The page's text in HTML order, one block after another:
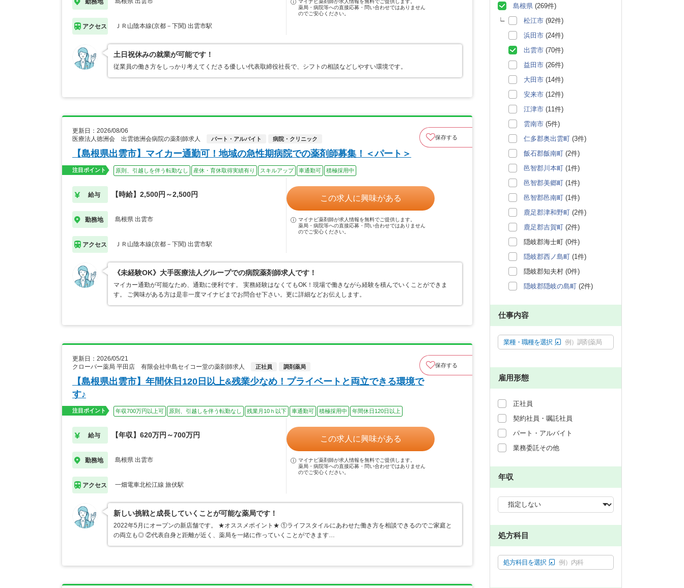
アクセス ＪＲ山陰本線(京都－下関) 出雲市駅
マイナビ薬剤師が求人情報を無料でご提供します。
薬局・病院等への直接応募・問い合わせではありません
のでご安心ください。
土日祝休みの就業が可能です！
従業員の働き方をしっかり考えてくださる優しい代表取締役社長で、シフトの相談などしやすい環境です。
更新日：2026/08/06
医療法人徳洲会 出雲徳洲会病院の薬剤師求人
パート・アルバイト 病院・クリニック 保存する
【島根県出雲市】マイカー通勤可！地域の急性期病院での薬剤師募集！＜パート＞
注目ポイント 原則、引越しを伴う転勤なし 産休・育休取得実績有り スキルアップ 車通勤可 積極採用中
給与 【時給】2,500円～2,500円
勤務地 島根県 出雲市
アクセス ＪＲ山陰本線(京都－下関) 出雲市駅
この求人に興味がある
マイナビ薬剤師が求人情報を無料でご提供します。
薬局・病院等への直接応募・問い合わせではありません
のでご安心ください。
《未経験OK》大手医療法人グループでの病院薬剤師求人です！
マイカー通勤が可能なため、通勤に便利です。 実務経験はなくてもOK！現場で働きながら経験を積んでいくことができま
す。 ご興味がある方は是非一度マイナビまでお問合せ下さい。更に詳細などお伝えします。
更新日：2026/05/21
クローバー薬局 平田店 有限会社中島セイコー堂の薬剤師求人
正社員 調剤薬局 保存する
【島根県出雲市】年間休日120日以上&残業少なめ！プライベートと両立できる環境で
す♪
注目ポイント 年収700万円以上可 原則、引越しを伴う転勤なし 残業月10ｈ以下 車通勤可 積極採用中 年間休日120日以上
給与 【年収】620万円～700万円
勤務地 島根県 出雲市
アクセス 一畑電車北松江線 旅伏駅
この求人に興味がある
マイナビ薬剤師が求人情報を無料でご提供します。
薬局・病院等への直接応募・問い合わせではありません
のでご安心ください。
新しい挑戦と成長していくことが可能な薬局です！
2022年5月にオープンの新店舗です。 ★オススメポイント★ ①ライフスタイルにあわせた働き方を相談できるのでご家庭と
の両立も◎ ②代表自身と距離が近く、薬局を一緒に作っていくことができます…
島根県 (269件)
松江市 (92件)
浜田市 (24件)
出雲市 (70件)
益田市 (26件)
大田市 (14件)
安来市 (12件)
江津市 (11件)
雲南市 (5件)
仁多郡奥出雲町 (3件)
飯石郡飯南町 (2件)
邑智郡川本町 (1件)
邑智郡美郷町 (1件)
邑智郡邑南町 (1件)
鹿足郡津和野町 (2件)
鹿足郡吉賀町 (2件)
隠岐郡海士町 (0件)
隠岐郡西ノ島町 (1件)
隠岐郡知夫村 (0件)
隠岐郡隠岐の島町 (2件)
仕事内容
業種・職種を選択 例）調剤薬局
雇用形態
正社員
契約社員・嘱託社員
パート・アルバイト
業務委託その他
年収
処方科目
処方科目を選択 例）内科